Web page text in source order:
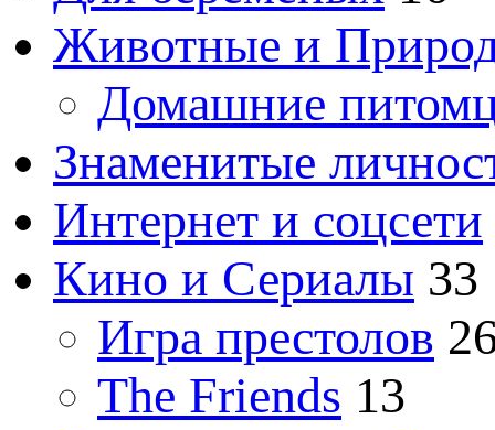
Животные и
Домашние
Знаменитые
Интернет и соцсети
Кино и Сериалы 33
Игра престолов
The Friends 13